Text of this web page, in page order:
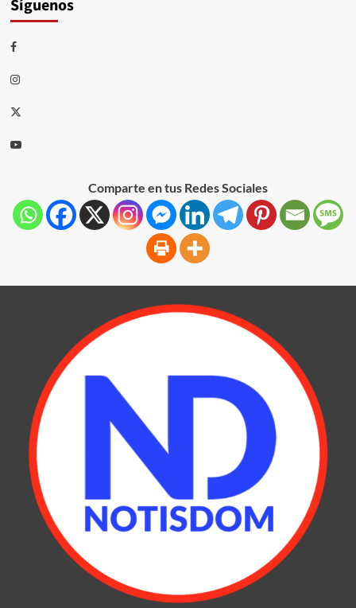
Síguenos
Comparte en tus Redes Sociales